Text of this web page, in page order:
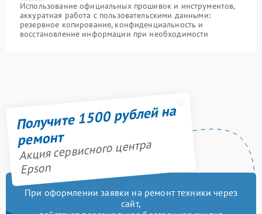
Использование официальных прошивок и инструментов,
аккуратная работа с пользовательскими данными:
резервное копирование, конфиденциальность и
восстановление информации при необходимости
Получите 1500 рублей на
ремонт
Акция сервисного центра
Epson
При оформлении заявки на ремонт техники через
сайт,